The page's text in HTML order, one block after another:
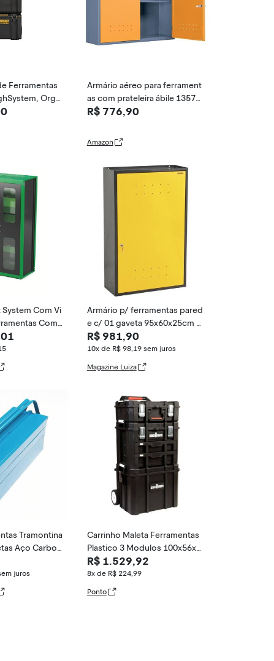
Ferramentas
Orga
de Torre R
Mo
Armário aéreo para ferrament
as com prateleira ábile 13578
- presto
R$ 776,90
Amazon
Com Vi
Com
Armário p/ ferramentas pared
e c/ 01 gaveta 95x60x25cm V
onder
R$ 981,90
10x de R$ 98,19 sem juros
Magazine Luiza
Tramontina
Aço Carbon
juros
Carrinho Maleta Ferramentas
Plastico 3 Modulos 100x56x3
7cm
R$ 1.529,92
8x de R$ 224,99
Ponto